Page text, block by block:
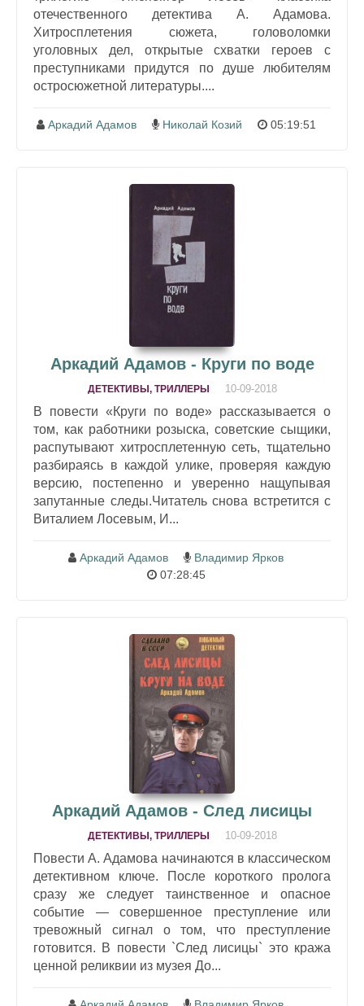
отечественного детектива А. Адамова.
Хитросплетения сюжета, головоломки
уголовных дел, открытые схватки героев с
преступниками придутся по душе любителям
остросюжетной литературы....
Аркадий Адамов Николай Козий 05:19:51
Аркадий Адамов - Круги по воде
ДЕТЕКТИВЫ, ТРИЛЛЕРЫ 10-09-2018
В повести «Круги по воде» рассказывается о
том, как работники розыска, советские сыщики,
распутывают хитросплетенную сеть, тщательно
разбираясь в каждой улике, проверяя каждую
версию, постепенно и уверенно нащупывая
запутанные следы.Читатель снова встретится с
Виталием Лосевым, И...
Аркадий Адамов
Владимир Ярков
07:28:45
Аркадий Адамов - След лисицы
ДЕТЕКТИВЫ, ТРИЛЛЕРЫ 10-09-2018
Повести А. Адамова начинаются в классическом
детективном ключе. После короткого пролога
сразу же следует таинственное и опасное
событие — совершенное преступление или
тревожный сигнал о том, что преступление
готовится. В повести `След лисицы` это кража
ценной реликвии из музея До...